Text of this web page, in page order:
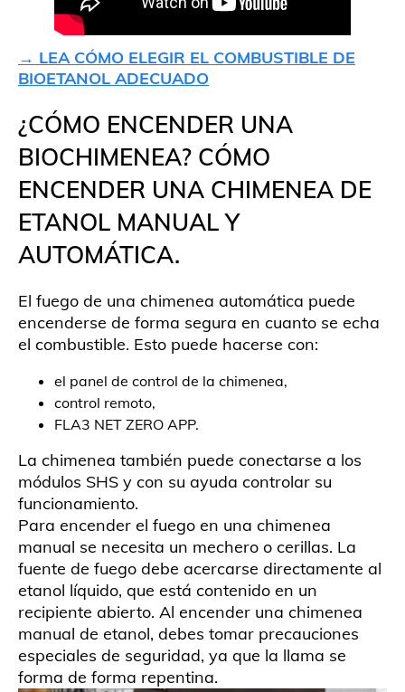
→ LEA CÓMO ELEGIR EL COMBUSTIBLE DE
BIOETANOL ADECUADO
¿CÓMO ENCENDER UNA
BIOCHIMENEA? CÓMO
ENCENDER UNA CHIMENEA DE
ETANOL MANUAL Y
AUTOMÁTICA.
El fuego de una chimenea automática puede
encenderse de forma segura en cuanto se echa
el combustible. Esto puede hacerse con:
el panel de control de la chimenea,
control remoto,
FLA3 NET ZERO APP.
La chimenea también puede conectarse a los
módulos SHS y con su ayuda controlar su
funcionamiento.
Para encender el fuego en una chimenea
manual se necesita un mechero o cerillas. La
fuente de fuego debe acercarse directamente al
etanol líquido, que está contenido en un
recipiente abierto. Al encender una chimenea
manual de etanol, debes tomar precauciones
especiales de seguridad, ya que la llama se
forma de forma repentina.